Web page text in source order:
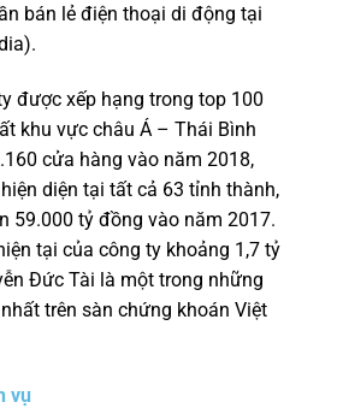
bán lẻ điện thoại di động tại
được xếp hạng trong top 100
khu vực châu Á – Thái Bình
cửa hàng vào năm 2018,
diện tại tất cả 63 tỉnh thành,
59.000 tỷ đồng vào năm 2017.
tại của công ty khoảng 1,7 tỷ
Đức Tài là một trong những
trên sàn chứng khoán Việt
vụ